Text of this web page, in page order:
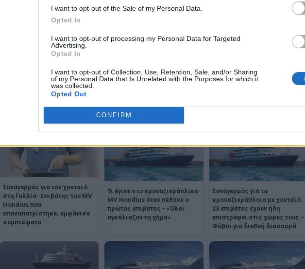
I want to opt-out of the Sale of my Personal Data.
Opted In
I want to opt-out of processing my Personal Data for Targeted
Advertising.
Opted In
I want to opt-out of Collection, Use, Retention, Sale, and/or Sharing
of my Personal Data that Is Unrelated with the Purposes for which it
was collected.
Opted Out
CONFIRM
Pinterest
Συναγερμός για τον χανταϊό
στη Γαλλία- Επιβάτης του MV
Hondius που
επαναπατρίστηκε, εμφάνισε
συμπτώματα
Τι έγινε στο κρουαζιερόπλοιο
MV Hondius όταν πέθανε ο
πρώτος επιβάτης - «Όλοι
αγκάλιαζαν τη χήρα»
Συναγερμός για το
κρουαζιερόπλοιο με χανταϊό:
23 επιβάτες έχουν ήδη
επιστρέψει στις χώρες τους –
Φόβοι για διεθνή διασπορά